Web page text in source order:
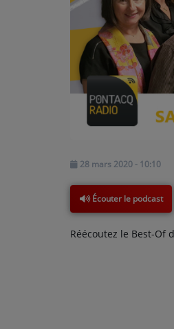
PODCASTS - SAISON 2026/2027
NOS PROGRAMMES COURTS
ARCHIVES - SAISONS PASSÉES
VOS ÉMISSIONS EN IMAGES
ANNONCEURS & ESPACE PRO
VOTRE PUBLICITÉ SUR PONTACQ RADIO
28 mars 2020 - 10:10
Écouter le podcast
Réécoutez le Best-Of